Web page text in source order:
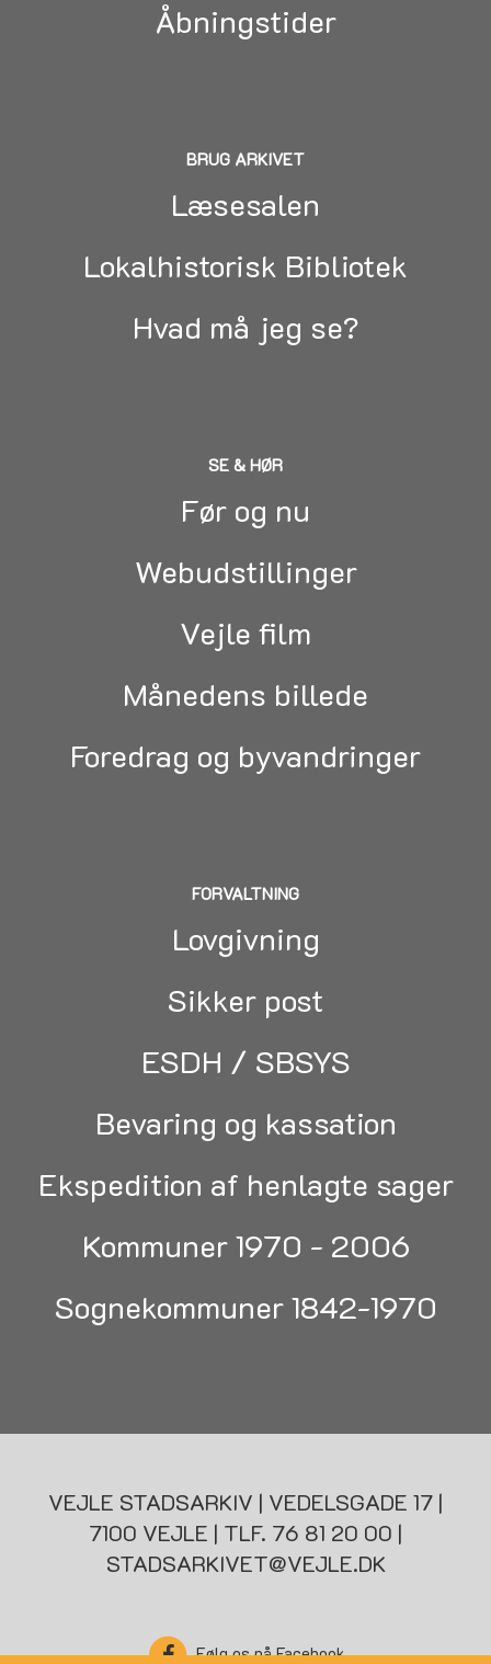
Åbningstider
BRUG ARKIVET
Læsesalen
Lokalhistorisk Bibliotek
Hvad må jeg se?
SE & HØR
Før og nu
Webudstillinger
Vejle film
Månedens billede
Foredrag og byvandringer
FORVALTNING
Lovgivning
Sikker post
ESDH / SBSYS
Bevaring og kassation
Ekspedition af henlagte sager
Kommuner 1970 - 2006
Sognekommuner 1842-1970
VEJLE STADSARKIV | VEDELSGADE 17 |
7100 VEJLE | TLF. 76 81 20 00 |
STADSARKIVET@VEJLE.DK
Følg os på Facebook